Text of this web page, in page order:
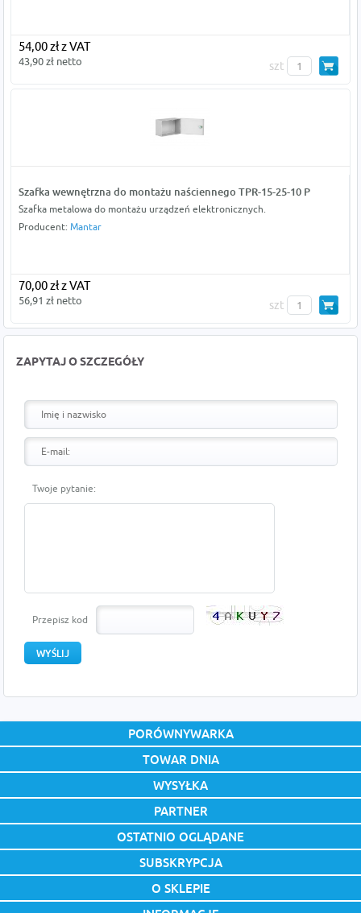
54,00 zł z VAT
43,90 zł netto szt
Szafka wewnętrzna do montażu naściennego TPR-15-25-10 P
Szafka metalowa do montażu urządzeń elektronicznych.
Producent: Mantar
70,00 zł z VAT
56,91 zł netto szt
ZAPYTAJ O SZCZEGÓŁY
Twoje pytanie:
Przepisz kod
PORÓWNYWARKA
TOWAR DNIA
WYSYŁKA
PARTNER
OSTATNIO OGLĄDANE
SUBSKRYPCJA
O SKLEPIE